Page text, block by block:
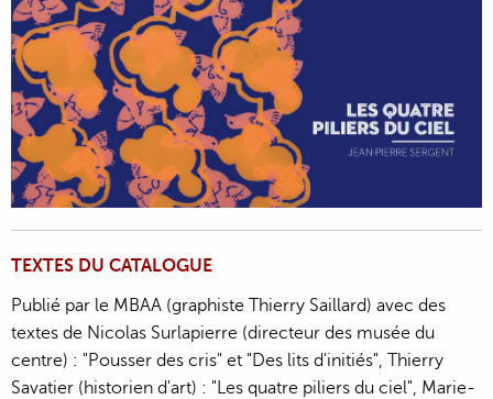
TEXTES DU CATALOGUE
Publié par le MBAA (graphiste Thierry Saillard) avec des
textes de Nicolas Surlapierre (directeur des musée du
centre) : "Pousser des cris" et "Des lits d'initiés", Thierry
Savatier (historien d'art) : "Les quatre piliers du ciel", Marie-